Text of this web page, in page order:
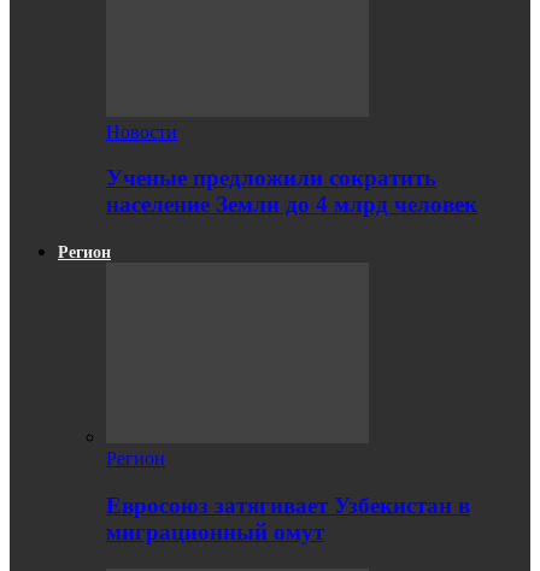
Новости
Ученые предложили сократить
население Земли до 4 млрд человек
Регион
Регион
Евросоюз затягивает Узбекистан в
миграционный омут